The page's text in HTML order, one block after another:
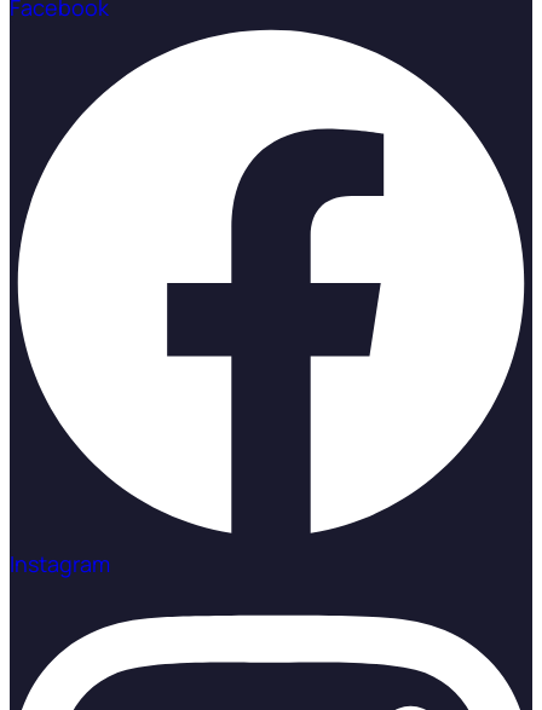
Facebook
Instagram